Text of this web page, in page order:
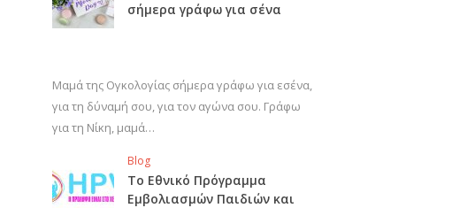
σήμερα γράφω για σένα
Μαμά της Ογκολογίας σήμερα γράφω για εσένα,
για τη δύναμή σου, για τον αγώνα σου. Γράφω
για τη Νίκη, μαμά…
Blog
Το Εθνικό Πρόγραμμα
Εμβολιασμών Παιδιών και